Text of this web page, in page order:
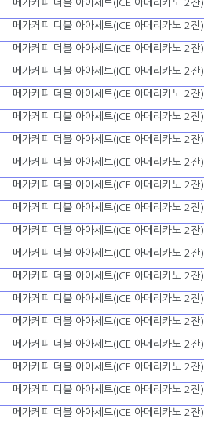
메가커피 더블 아아세트(ICE 아메리카노 2잔)
메가커피 더블 아아세트(ICE 아메리카노 2잔)
메가커피 더블 아아세트(ICE 아메리카노 2잔)
메가커피 더블 아아세트(ICE 아메리카노 2잔)
메가커피 더블 아아세트(ICE 아메리카노 2잔)
메가커피 더블 아아세트(ICE 아메리카노 2잔)
메가커피 더블 아아세트(ICE 아메리카노 2잔)
메가커피 더블 아아세트(ICE 아메리카노 2잔)
메가커피 더블 아아세트(ICE 아메리카노 2잔)
메가커피 더블 아아세트(ICE 아메리카노 2잔)
메가커피 더블 아아세트(ICE 아메리카노 2잔)
메가커피 더블 아아세트(ICE 아메리카노 2잔)
메가커피 더블 아아세트(ICE 아메리카노 2잔)
메가커피 더블 아아세트(ICE 아메리카노 2잔)
메가커피 더블 아아세트(ICE 아메리카노 2잔)
메가커피 더블 아아세트(ICE 아메리카노 2잔)
메가커피 더블 아아세트(ICE 아메리카노 2잔)
메가커피 더블 아아세트(ICE 아메리카노 2잔)
메가커피 더블 아아세트(ICE 아메리카노 2잔)